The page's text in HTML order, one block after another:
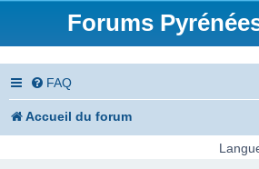
Forums
FAQ
Accueil du forum